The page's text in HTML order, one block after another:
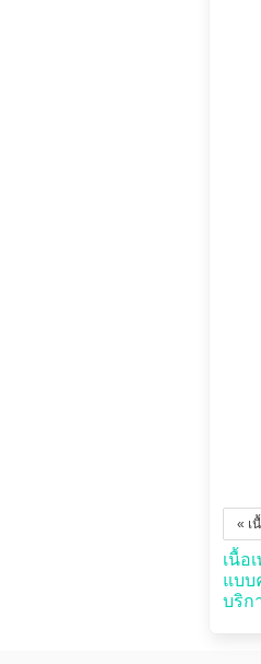
« เ
เนื้อ
แบบ
บริก